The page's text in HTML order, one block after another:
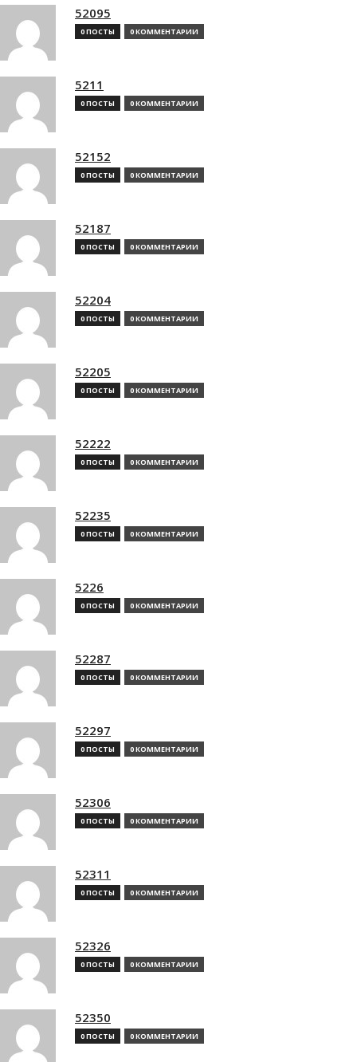
52095
0 ПОСТЫ 0 КОММЕНТАРИИ
5211
0 ПОСТЫ 0 КОММЕНТАРИИ
52152
0 ПОСТЫ 0 КОММЕНТАРИИ
52187
0 ПОСТЫ 0 КОММЕНТАРИИ
52204
0 ПОСТЫ 0 КОММЕНТАРИИ
52205
0 ПОСТЫ 0 КОММЕНТАРИИ
52222
0 ПОСТЫ 0 КОММЕНТАРИИ
52235
0 ПОСТЫ 0 КОММЕНТАРИИ
5226
0 ПОСТЫ 0 КОММЕНТАРИИ
52287
0 ПОСТЫ 0 КОММЕНТАРИИ
52297
0 ПОСТЫ 0 КОММЕНТАРИИ
52306
0 ПОСТЫ 0 КОММЕНТАРИИ
52311
0 ПОСТЫ 0 КОММЕНТАРИИ
52326
0 ПОСТЫ 0 КОММЕНТАРИИ
52350
0 ПОСТЫ 0 КОММЕНТАРИИ